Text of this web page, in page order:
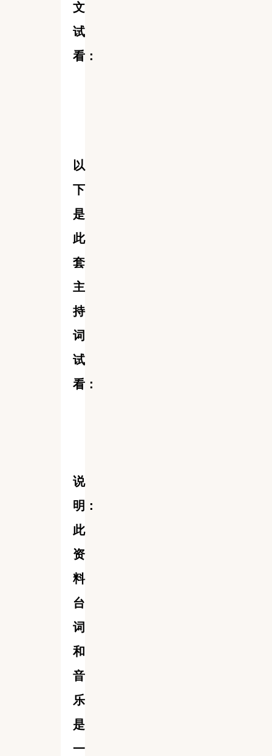
文
试
看：
以
下
是
此
套
主
持
词
试
看：
说
明：
此
资
料
台
词
和
音
乐
是
一